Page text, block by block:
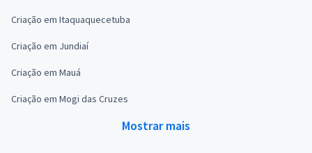
Criação em Itaquaquecetuba
Criação em Jundiaí
Criação em Mauá
Criação em Mogi das Cruzes
Mostrar mais